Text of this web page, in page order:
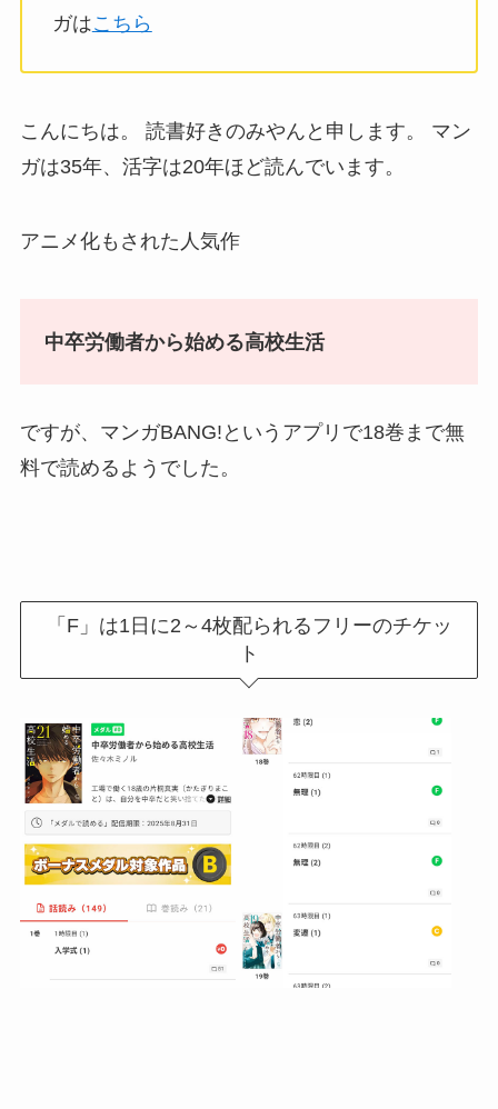
ガはこちら
こんにちは。 読書好きのみやんと申します。 マン
ガは35年、活字は20年ほど読んでいます。
アニメ化もされた人気作
中卒労働者から始める高校生活
ですが、マンガBANG!というアプリで18巻まで無
料で読めるようでした。
「F」は1日に2～4枚配られるフリーのチケッ
ト